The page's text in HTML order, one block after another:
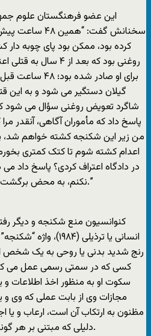
اين عضو فرهنگستان علوم
سخنانش گفت:
کرده بود، ممکن بود پاى چوبه
روغنى بود که بعد از
براى او صادر
گيلان دستگير مى شود و به اين
شاگرد تعويض روغنى سؤال مى شود
پاسخ داد که مأموران آگاهى، آنقدر
من زير اين شکنجه کشته خواهم شد،
اعدام کشته شوم تا کتک کمترى
در دادگاه اعتراف کردى؟ پاسخ داد مى
نکنم، به محض برگشت از دادگاه دوباره کتک مى خورم.”
کنوانسيون منع شکنجه و ديگر
انسانى يا ترذيلى
رنج شديد بدنى يا روحى به يک شخص
کسى که در سمتى رسمى عمل مى
سکوت او به منظور اخذ اطلاعات
مجازات وى از بابت عملى که وى
مظنون به ارتکاب آن است، ارعاب و يا
دليلى که مبتنى بر هر گونه تبعيض باشد؛ تعريف مى کند.